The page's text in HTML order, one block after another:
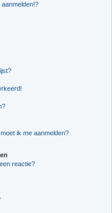
ik me aanmelden?
reactie?